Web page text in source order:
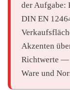
der Aufgabe:
DIN EN
Akzenten
Richtwerte —
Ware und